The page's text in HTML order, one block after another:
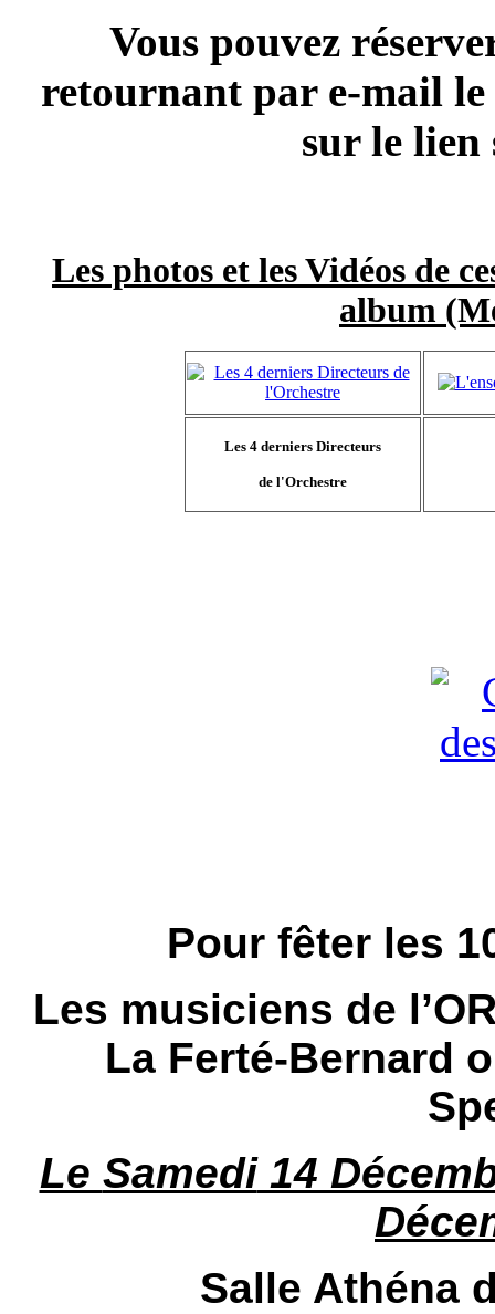
Vous pouvez
retournant par e-mail
sur le lien
Les photos et les Vidéos de
album
Les 4 derniers Directeurs
de l'Orchestre
Pour fêter les
Les musiciens de
La Ferté-Bernard
Le Samedi14
Salle Athéna